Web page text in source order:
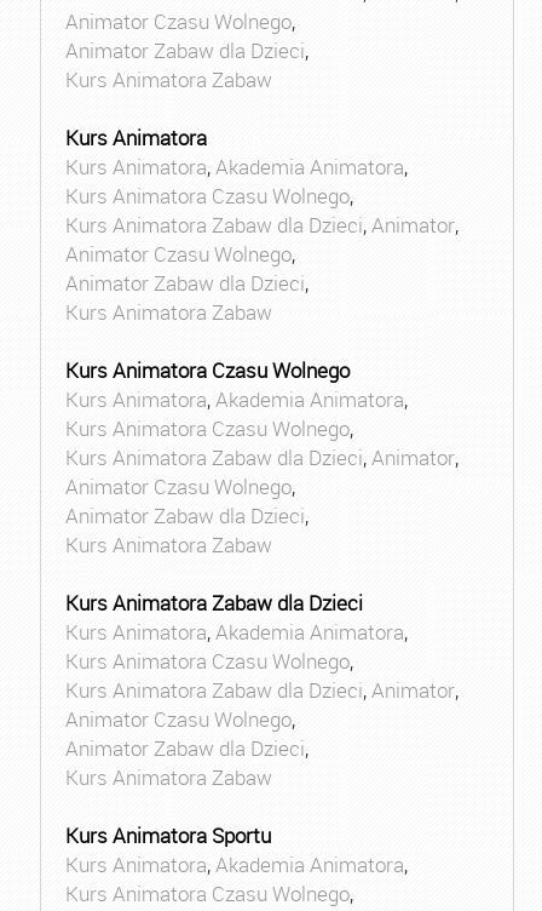
Animator Czasu Wolnego,
Animator Zabaw dla Dzieci,
Kurs Animatora Zabaw
Kurs Animatora
Kurs Animatora,Akademia Animatora,
Kurs Animatora Czasu Wolnego,
Kurs Animatora Zabaw dla Dzieci,Animator,
Animator Czasu Wolnego,
Animator Zabaw dla Dzieci,
Kurs Animatora Zabaw
Kurs Animatora Czasu Wolnego
Kurs Animatora,Akademia Animatora,
Kurs Animatora Czasu Wolnego,
Kurs Animatora Zabaw dla Dzieci,Animator,
Animator Czasu Wolnego,
Animator Zabaw dla Dzieci,
Kurs Animatora Zabaw
Kurs Animatora Zabaw dla Dzieci
Kurs Animatora,Akademia Animatora,
Kurs Animatora Czasu Wolnego,
Kurs Animatora Zabaw dla Dzieci,Animator,
Animator Czasu Wolnego,
Animator Zabaw dla Dzieci,
Kurs Animatora Zabaw
Kurs Animatora Sportu
Kurs Animatora,Akademia Animatora,
Kurs Animatora Czasu Wolnego,